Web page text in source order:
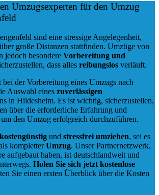
Umzugsexperten für den Umzug
sind eine stressige Angelegenheit,
große Distanzen stattfinden. Umzüge von
jedoch besondere Vorbereitung und
dass alles reibungslos verläuft.
der Vorbereitung eines Umzugs nach
Auswahl eines zuverlässigen
in Hildesheim. Es ist wichtig, sicherzustellen,
über die erforderliche Erfahrung und
den Umzug erfolgreich durchzuführen.
kostengünstig und stressfrei umziehen, sei es
kompletterUmzug. Unser Partnernetzwerk,
aufgebaut haben, ist deutschlandweit und
Holen Sie sich jetzt kostenlose
Sie einen ersten Überblick über die Kosten